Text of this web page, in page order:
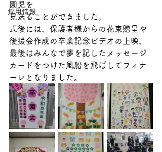
採用情報
園児を
見送ることができました。
式後には、保護者様からの花束贈呈や
後援会作成の卒業記念ビデオの上映、
最後はみんなで夢を記したメッセージ
カードをつけた風船を飛ばしてフィナ
ーレとなりました。